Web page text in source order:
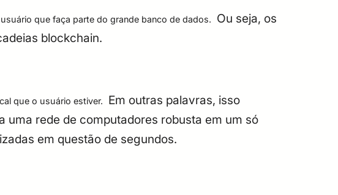
que faça parte do grande banco de dados.
Ou seja, os
blockchain.
que o usuário estiver.
Em outras palavras, isso
uma rede de computadores robusta em um só
em questão de segundos.